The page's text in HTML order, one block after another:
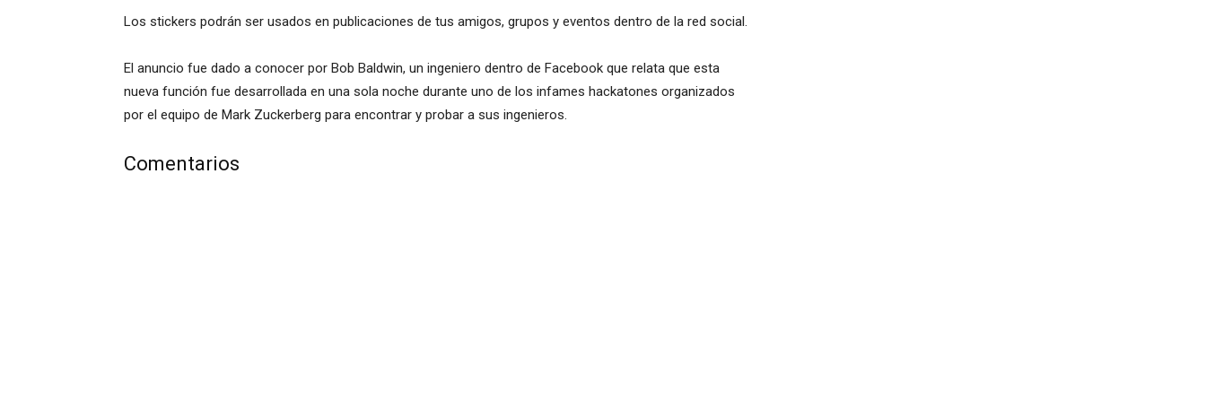
Los stickers podrán ser usados en publicaciones de tus amigos, grupos y eventos dentro de la red social.
El anuncio fue dado a conocer por Bob Baldwin, un ingeniero dentro de Facebook que relata que esta
nueva función fue desarrollada en una sola noche durante uno de los infames hackatones organizados
por el equipo de Mark Zuckerberg para encontrar y probar a sus ingenieros.
Comentarios